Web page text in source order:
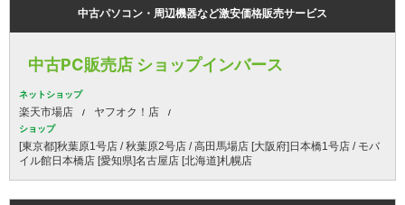
中古パソコン・周辺機器など激安価格販売サービス
中古PC販売店 ショップインバース
ネットショップ
楽天市場店 ヤフオク！店
ショップ
[東京都]秋葉原1号店 / 秋葉原2号店 / 高田馬場店 [大阪府]日本橋1号店 / モバ
イル館日本橋店 [愛知県]名古屋店 [北海道]札幌店